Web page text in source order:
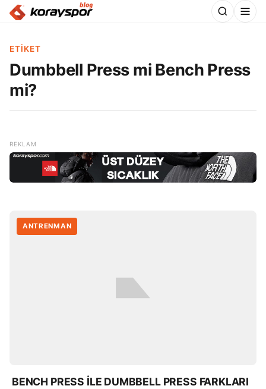
ETIKET
Dumbbell Press mi Bench Press
mi?
ANTRENMAN
BENCH PRESS İLE DUMBBELL PRESS FARKLARI